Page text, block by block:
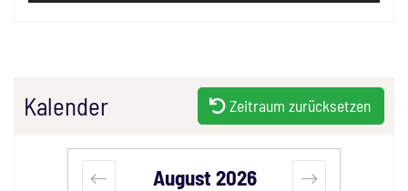
Kalender Zeitraum zurücksetzen
August2026